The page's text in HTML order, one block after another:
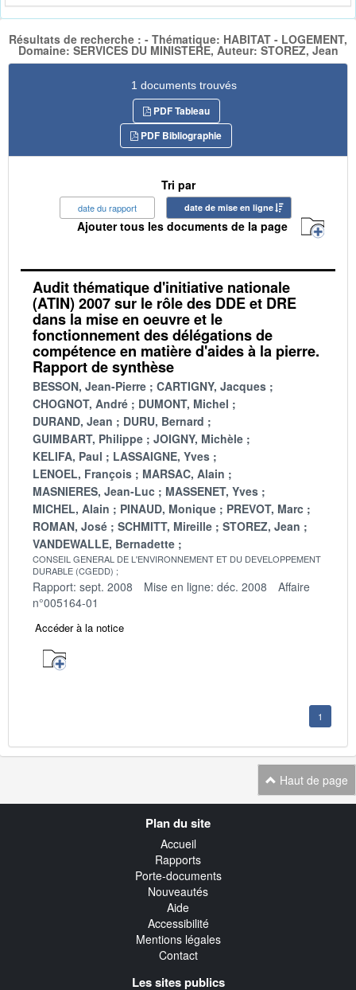
Résultats de recherche : - Thématique: HABITAT - LOGEMENT,
Domaine: SERVICES DU MINISTERE, Auteur: STOREZ, Jean
1 documents trouvés
PDF Tableau
PDF Bibliographie
Tri par
date du rapport date de mise en ligne
Ajouter tous les documents de la page
Audit thématique d'initiative nationale
(ATIN) 2007 sur le rôle des DDE et DRE
dans la mise en oeuvre et le
fonctionnement des délégations de
compétence en matière d'aides à la pierre.
Rapport de synthèse
BESSON, Jean-Pierre
CARTIGNY, Jacques
CHOGNOT, André
DUMONT, Michel
DURAND, Jean
DURU, Bernard
GUIMBART, Philippe
JOIGNY, Michèle
KELIFA, Paul
LASSAIGNE, Yves
LENOEL, François
MARSAC, Alain
MASNIERES, Jean-Luc
MASSENET, Yves
MICHEL, Alain
PINAUD, Monique
PREVOT, Marc
ROMAN, José
SCHMITT, Mireille
STOREZ, Jean
VANDEWALLE, Bernadette
CONSEIL GENERAL DE L'ENVIRONNEMENT ET DU DEVELOPPEMENT
DURABLE (CGEDD)
Rapport: sept. 2008 Mise en ligne: déc. 2008
Affaire
n°005164-01
Accéder à la notice
1
Haut de page
Plan du site
Accueil
Rapports
Porte-documents
Nouveautés
Aide
Accessibilité
Mentions légales
Contact
Les sites publics